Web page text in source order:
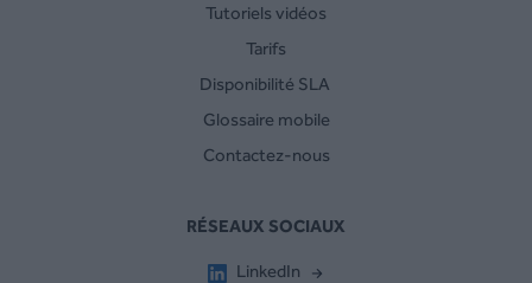
Tutoriels vidéos
Tarifs
Disponibilité SLA
Glossaire mobile
Contactez-nous
RÉSEAUX SOCIAUX
LinkedIn